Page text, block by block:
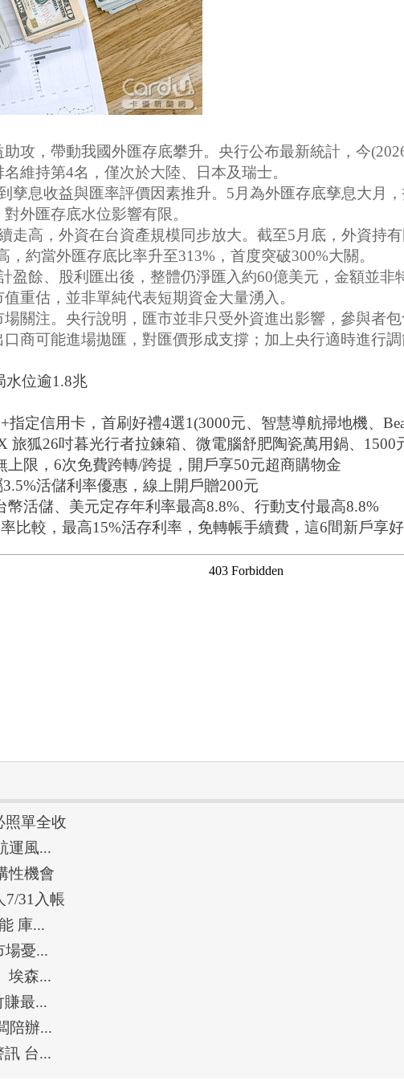
，帶動我國外匯存底攀升。央行公布最新統計，今
維持第4名，僅次於大陸、日本及瑞士。
息收益與匯率評價因素推升。5月為外匯存底孳息大月
外匯存底水位影響有限。
高，外資在台資產規模同步放大。截至5月底，外資持
約當外匯存底比率升至313%，首度突破300%大關。
餘、股利匯出後，整體仍淨匯入約60億美元，金額並非
重估，並非單純代表短期資金大量湧入。
注。央行說明，匯市並非只受外資進出影響，參與者包
商可能進場拋匯，對匯價形成支撐；加上央行適時進行
位逾1.8兆
指定信用卡，首刷好禮4選1(3000元、智慧導航掃地機、
旅狐26吋暮光行者拉鍊箱、微電腦舒肥陶瓷萬用鍋、1500
上限，6次免費跨轉/跨提，開戶享50元超商購物金
活儲利率優惠，線上開戶贈200元
幣活儲、美元定存年利率最高8.8%、行動支付最高8.8%
比較，最高15%活存利率，免轉帳手續費，這6間新戶享好
照單全收
運風...
性機會
31入帳
庫...
場憂...
埃森...
最...
陪辦...
台...